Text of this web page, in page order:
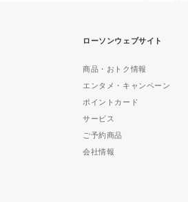
ローソンウェブサイト
商品・おトク情報
エンタメ・キャンペーン
ポイントカード
サービス
ご予約商品
会社情報